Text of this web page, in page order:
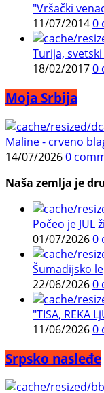
"Vršački
11/07/20140
Turija,
18/02/20170
Moja Srbija
Maline - crveno
14/07/20260
Naša zemlja je
Počeo je JUL
01/07/20260
Šumadijsko
22/06/20260
"TISA, REKA
11/06/20260
Srpsko nasleđe